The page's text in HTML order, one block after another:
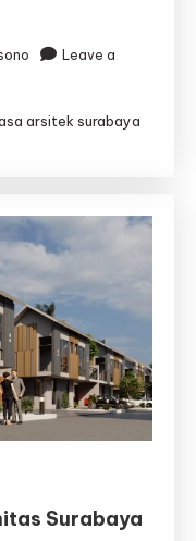
Leave a
arsitek surabaya
Surabaya